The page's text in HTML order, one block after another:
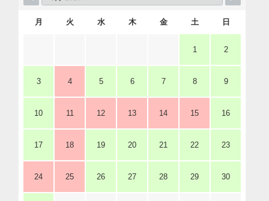
月 火 水 木 金 土 日
1 2
3 4 5 6 7 8 9
10 11 12 13 14 15 16
17 18 19 20 21 22 23
24 25 26 27 28 29 30